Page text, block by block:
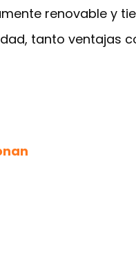
renovable y
tanto ventajas